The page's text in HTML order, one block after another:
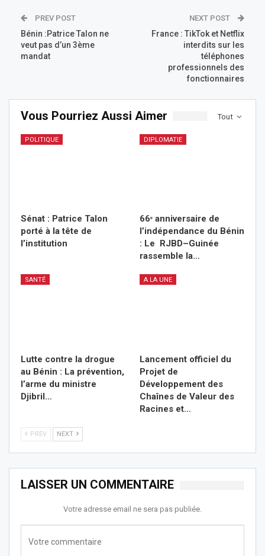
PREV POST
Bénin :Patrice Talon ne
veut pas d’un 3ème
mandat
NEXT POST
France : TikTok et Netflix
interdits sur les
téléphones
professionnels des
fonctionnaires
Tout
Vous Pourriez Aussi Aimer
POLITIQUE
Sénat : Patrice Talon
porté à la tête de
l’institution
DIPLOMATIE
66ᵉ anniversaire de
l’indépendance du Bénin
: Le RJBD–Guinée
rassemble la…
SANTÉ
Lutte contre la drogue
au Bénin : La prévention,
l’arme du ministre
Djibril…
A LA UNE
Lancement officiel du
Projet de
Développement des
Chaînes de Valeur des
Racines et…
PREV NEXT
LAISSER UN COMMENTAIRE
Votre adresse email ne sera pas publiée.